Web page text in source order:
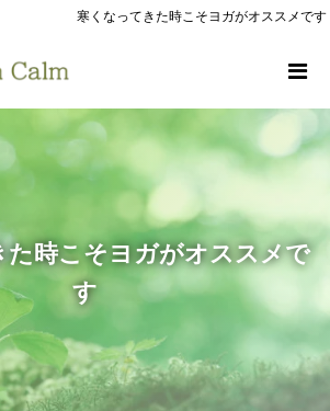
寒くなってきた時こそヨガがオススメです
た時こそヨガがオススメで
す